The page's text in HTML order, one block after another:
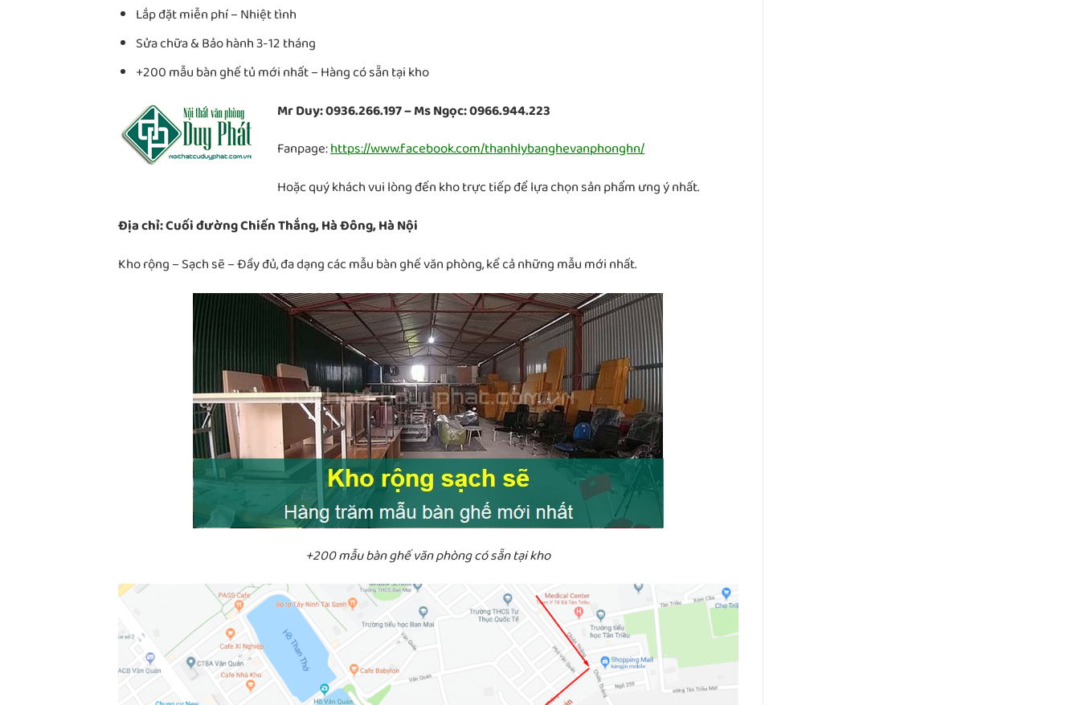
Lắp đặt miễn phí – Nhiệt tình
Sửa chữa & Bảo hành 3-12 tháng
+200 mẫu bàn ghế tủ mới nhất – Hàng có sẵn tại kho
Mr Duy: 0936.266.197 – Ms Ngọc: 0966.944.223
Fanpage:https://www.facebook.com/thanhlybanghevanphonghn/
Hoặc quý khách vui lòng đến kho trực tiếp để lựa chọn sản phẩm ưng ý nhất.
Địa chỉ: Cuối đường Chiến Thắng, Hà Đông, Hà Nội
Kho rộng – Sạch sẽ – Đầy đủ, đa dạng các mẫu bàn ghế văn phòng, kể cả những mẫu mới nhất.
+200 mẫu bàn ghế văn phòng có sẵn tại kho